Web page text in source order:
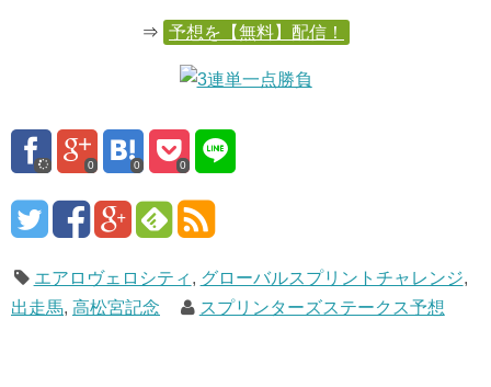
⇒ 予想を【無料】配信！
0 0 0
エアロヴェロシティ , グローバルスプリントチャレンジ,
出走馬, 高松宮記念 スプリンターズステークス予想